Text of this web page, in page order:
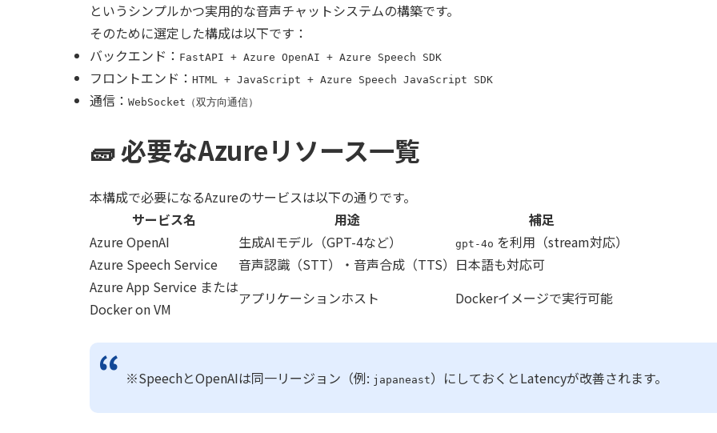
というシンプルかつ実用的な音声チャットシステムの構築です。
そのために選定した構成は以下です：
バックエンド： FastAPI + Azure OpenAI + Azure Speech SDK
フロントエンド： HTML + JavaScript + Azure Speech JavaScript SDK
通信： WebSocket（双方向通信）
🧱 必要なAzureリソース一覧
本構成で必要になるAzureのサービスは以下の通りです。
サービス名
用途
補足
Azure OpenAI
生成AIモデル（GPT-4など） gpt-4o を利用（stream対応）
Azure Speech Service
音声認識（STT）・音声合成（TTS） 日本語も対応可
Azure App Service または
Docker on VM
アプリケーションホスト Dockerイメージで実行可能
※SpeechとOpenAIは同一リージョン（例: japaneast）にしておくとLatencyが改善されます。